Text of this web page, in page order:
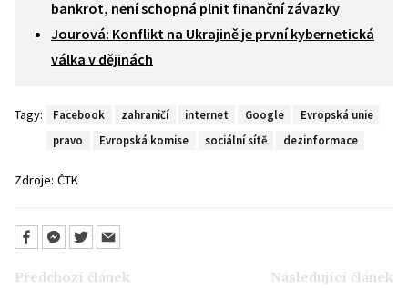
bankrot, není schopná plnit finanční závazky
Jourová: Konflikt na Ukrajině je první kybernetická
válka v dějinách
Tagy: Facebook zahraničí internet Google
Evropská unie
pravo
Evropská komise sociální sítě dezinformace
Zdroje: ČTK
Předchozí článek
Následující článek